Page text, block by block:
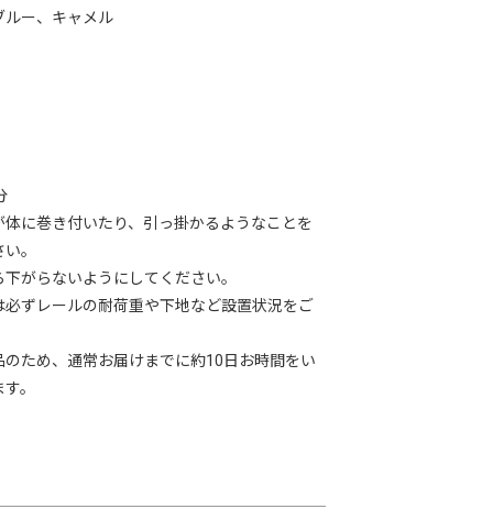
データはコチラ
さい。
る為、
くようお願いいたします。
す。
ルー、キャメル
体に巻き付いたり、引っ掛かるようなことを
。
下がらないようにしてください。
必ずレールの耐荷重や下地など設置状況をご
のため、通常お届けまでに約10日お時間をい
。